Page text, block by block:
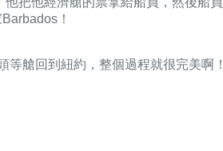
！
艙回到紐約，整個過程就很完美